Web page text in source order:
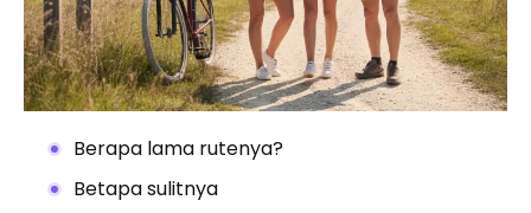
Berapa lama rutenya?
Betapa sulitnya